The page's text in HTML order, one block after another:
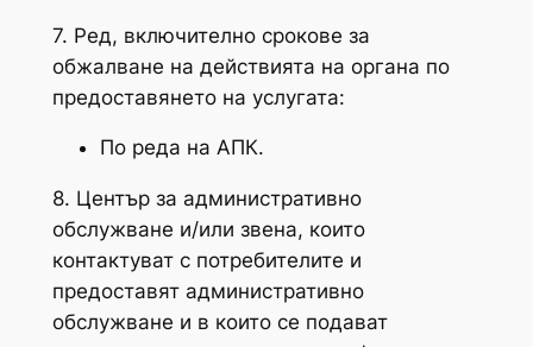
7. Ред, включително срокове за
обжалване на действията на органа по
предоставянето на услугата:
По реда на АПК.
8. Център за административно
обслужване и/или звена, които
контактуват с потребителите и
предоставят административно
обслужване и в които се подават